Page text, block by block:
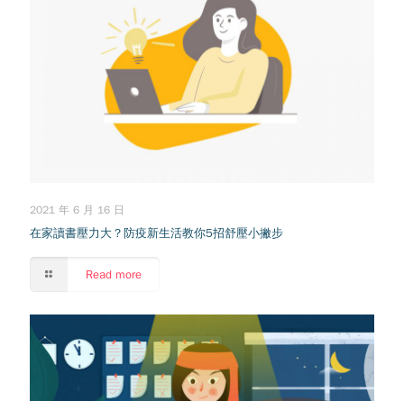
2021 年 6 月 16 日
在家讀書壓力大？防疫新生活教你5招舒壓小撇步
Read more